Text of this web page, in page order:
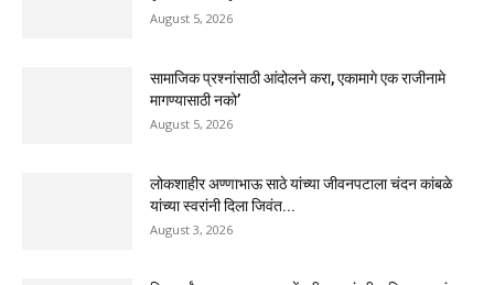
August 5, 2026
सामाजिक प्रश्नांसाठी आंदोलने करा, एकामागे एक राजीनामे
मागण्यासाठी नको’
August 5, 2026
लोकशाहीर अण्णाभाऊ साठे यांच्या जीवनपटाला चंदन कांबळे
यांच्या स्वरांनी दिला जिवंत...
August 3, 2026